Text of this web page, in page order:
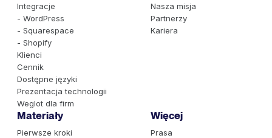
Integracje
- WordPress
- Squarespace
- Shopify
Klienci
Cennik
Dostępne języki
Prezentacja technologii
Weglot dla firm
Nasza misja
Partnerzy
Kariera
Materiały
Pierwsze kroki
Więcej
Prasa